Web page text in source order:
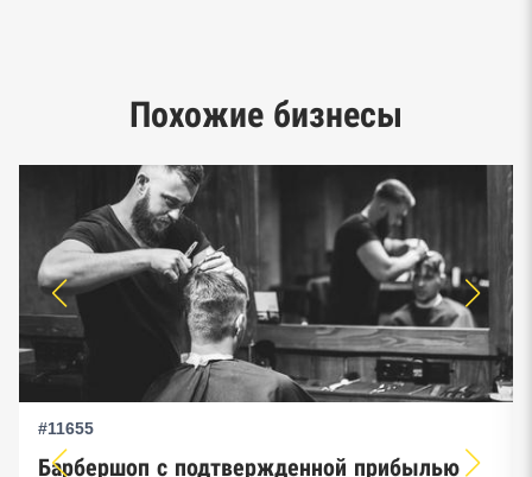
предпринимательства ФНС
Похожие бизнесы
#11655
Барбершоп с подтвержденной прибылью